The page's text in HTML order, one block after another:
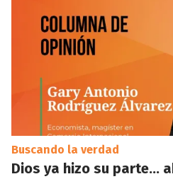
Buscando la verdad
Dios ya hizo su parte…